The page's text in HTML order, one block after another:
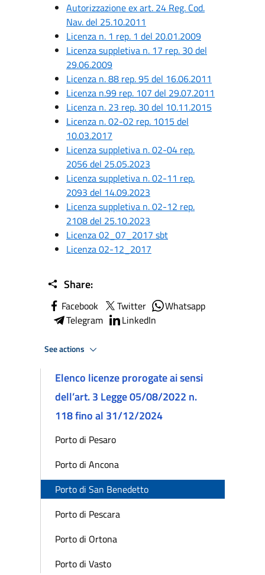
Autorizzazione ex art. 24 Reg. Cod.
Nav. del 25.10.2011
Licenza n. 1 rep. 1 del 20.01.2009
Licenza suppletiva n. 17 rep. 30 del
29.06.2009
Licenza n. 88 rep. 95 del 16.06.2011
Licenza n.99 rep. 107 del 29.07.2011
Licenza n. 23 rep. 30 del 10.11.2015
Licenza n. 02-02 rep. 1015 del
10.03.2017
Licenza suppletiva n. 02-04 rep.
2056 del 25.05.2023
Licenza suppletiva n. 02-11 rep.
2093 del 14.09.2023
Licenza suppletiva n. 02-12 rep.
2108 del 25.10.2023
Licenza 02_07_2017 sbt
Licenza 02-12_2017
Share:
Facebook Twitter
Whatsapp
Telegram
LinkedIn
See actions
Elenco licenze prorogate ai sensi
dell’art. 3 Legge 05/08/2022 n.
118 fino al 31/12/2024
Porto di Pesaro
Porto di Ancona
Porto di San Benedetto
Porto di Pescara
Porto di Ortona
Porto di Vasto